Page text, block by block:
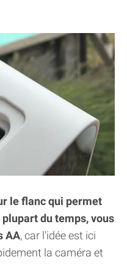
le flanc qui permet
du temps, vous
AA, car l'idée est ici
la caméra et